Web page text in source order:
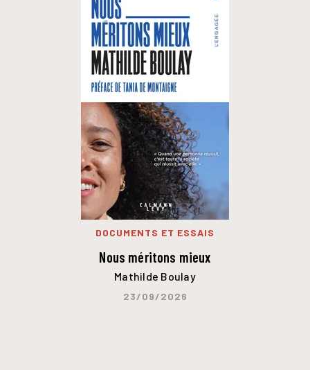
DOCUMENTS ET ESSAIS
Nous méritons mieux
Mathilde Boulay
23/09/2026